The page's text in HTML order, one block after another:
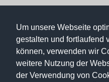
Um unsere Webseite
gestalten und fortlaufend
können, verwenden wir
weitere Nutzung der
der Verwendung von